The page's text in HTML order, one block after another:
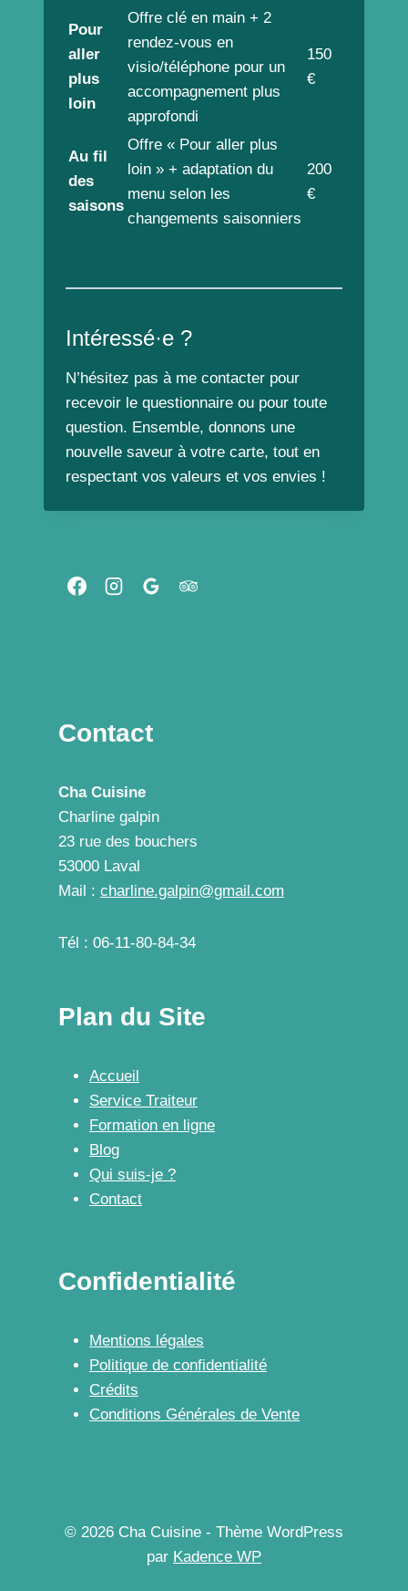
Pour
aller
plus
loin
Offre clé en main + 2
rendez-vous en
visio/téléphone pour un
accompagnement plus
approfondi
150
€
Au fil
des
saisons
Offre « Pour aller plus
loin » + adaptation du
menu selon les
changements saisonniers
200
€
Intéressé·e ?
N’hésitez pas à me contacter pour
recevoir le questionnaire ou pour toute
question. Ensemble, donnons une
nouvelle saveur à votre carte, tout en
respectant vos valeurs et vos envies !
Contact
Cha Cuisine
Charline galpin
23 rue des bouchers
53000 Laval
Mail : charline.galpin@gmail.com
Tél : 06-11-80-84-34
Plan du Site
Accueil
Service Traiteur
Formation en ligne
Blog
Qui suis-je ?
Contact
Confidentialité
Mentions légales
Politique de confidentialité
Crédits
Conditions Générales de Vente
© 2026 Cha Cuisine - Thème WordPress
par Kadence WP